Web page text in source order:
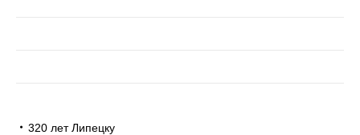
320 лет Липецку